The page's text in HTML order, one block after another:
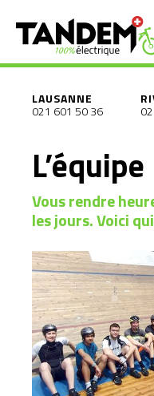
LAUSANNE
021 601 50 36
L’équipe
Vous rendre
les jours. Voici